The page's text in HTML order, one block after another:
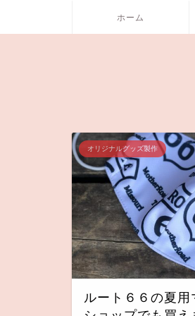
ホーム
オリジナルグッズ製作
ルート６６の夏用